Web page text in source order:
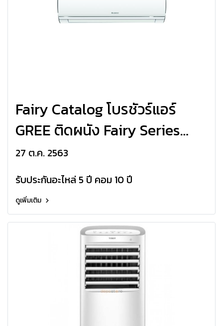
Fairy Catalog โบรชัวร์แอร์
GREE ติดผนัง Fairy Series
R32
27 ต.ค. 2563
รับประกันอะไหล่ 5 ปี คอม 10 ปี
ดูเพิ่มเติม